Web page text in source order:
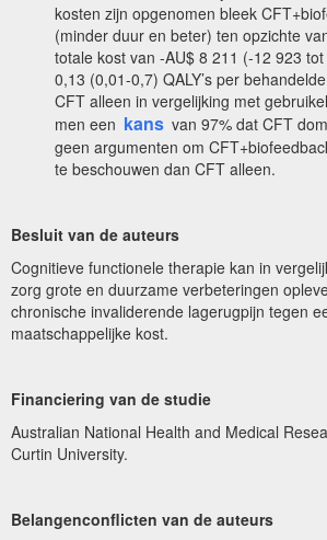
kosten zijn opgenomen bleek
(minder duur en beter) ten opzichte
totale kost van -AU$ 8 211 (-12 923
0,13 (0,01-0,7) QALY’s per
CFT alleen in vergelijking met
men een kans van 97% dat CFT
geen argumenten om
te beschouwen dan CFT alleen.
Besluit van de auteurs
Cognitieve functionele therapie kan in
zorg grote en duurzame verbeteringen
chronische invaliderende lagerugpijn tegen
maatschappelijke kost.
Financiering van de studie
Australian National Health and Medical
Curtin University.
Belangenconflicten van de auteurs